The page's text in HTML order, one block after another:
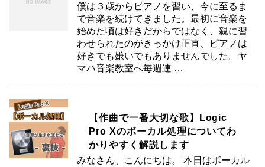
僕は３歳からピアノを習い、今に至るま
で音楽を続けてきました。最初に音楽を
始めた頃は好きだからではなく、親に習
わせられたのがきっかけ正直、ピアノは
好きでも嫌いでもありませんでした。ヤ
マハ音楽教室へ毎週連 …
【作曲で一番大切な歌】Logic
Pro Xのボーカル処理についてわ
かりやすく解説します
みなさん、こんにちは。 本日はボーカル